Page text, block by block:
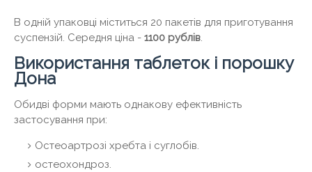
В одній упаковці міститься 20 пакетів для приготування
суспензій. Середня ціна - 1100 рублів.
Використання таблеток і порошку
Дона
Обидві форми мають однакову ефективність
застосування при:
Остеоартрозі хребта і суглобів.
остеохондроз.